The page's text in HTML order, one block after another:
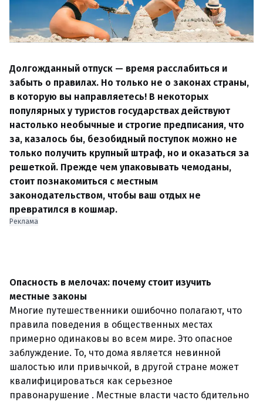
Долгожданный отпуск — время расслабиться и
забыть о правилах. Но только не о законах страны,
в которую вы направляетесь! В некоторых
популярных у туристов государствах действуют
настолько необычные и строгие предписания, что
за, казалось бы, безобидный поступок можно не
только получить крупный штраф, но и оказаться за
решеткой. Прежде чем упаковывать чемоданы,
стоит познакомиться с местным
законодательством, чтобы ваш отдых не
превратился в кошмар.
Реклама
Опасность в мелочах: почему стоит изучить
местные законы
Многие путешественники ошибочно полагают, что
правила поведения в общественных местах
примерно одинаковы во всем мире. Это опасное
заблуждение. То, что дома является невинной
шалостью или привычкой, в другой стране может
квалифицироваться как серьезное
правонарушение . Местные власти часто бдительно